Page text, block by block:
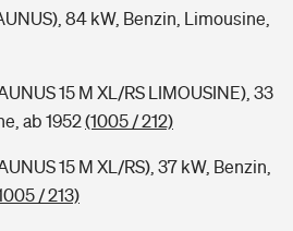
84 kW, Benzin, Limousine,
15 M XL/RS LIMOUSINE), 33
ab 1952(1005 / 212)
15 M XL/RS), 37 kW, Benzin,
/ 213)